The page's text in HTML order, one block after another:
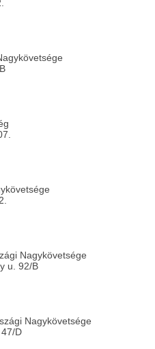
Nagykövetsége
u. 92/B
Nagykövetsége
D